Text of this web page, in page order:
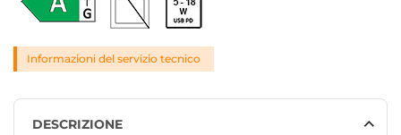
Informazioni del servizio tecnico
DESCRIZIONE